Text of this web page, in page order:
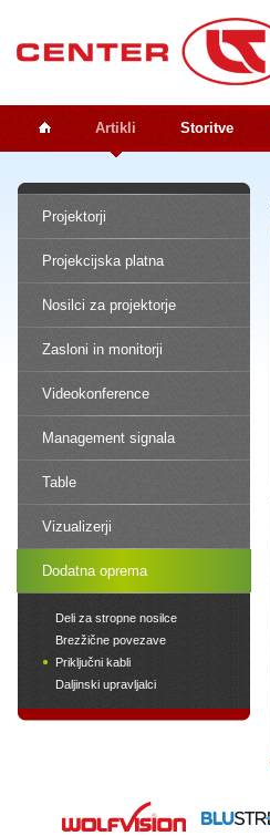
Artikli Storitve
Projektorji
Projekcijska platna
Nosilci za projektorje
Zasloni in monitorji
Videokonference
Management signala
Table
Vizualizerji
Dodatna oprema
Deli za stropne nosilce
Brezžične povezave
Priključni kabli
Daljinski upravljalci